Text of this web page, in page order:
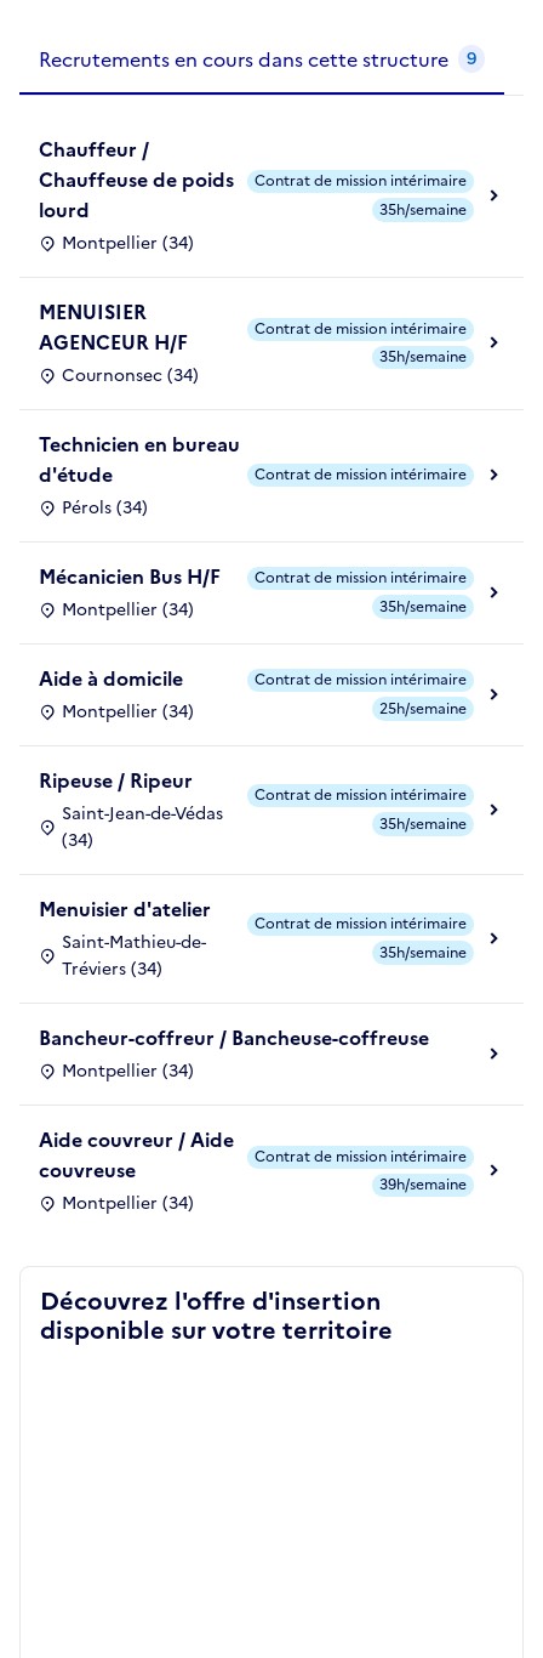
Recrutements en cours dans cette structure 9
Chauffeur /
Chauffeuse de poids
lourd
Montpellier (34)
Contrat de mission intérimaire
35h/semaine
MENUISIER
AGENCEUR H/F
Cournonsec (34)
Contrat de mission intérimaire
35h/semaine
Technicien en bureau
d'étude
Pérols (34)
Contrat de mission intérimaire
Mécanicien Bus H/F
Montpellier (34)
Contrat de mission intérimaire
35h/semaine
Aide à domicile
Montpellier (34)
Contrat de mission intérimaire
25h/semaine
Ripeuse / Ripeur
Saint-Jean-de-Védas
(34)
Contrat de mission intérimaire
35h/semaine
Menuisier d'atelier
Saint-Mathieu-de-
Tréviers (34)
Contrat de mission intérimaire
35h/semaine
Bancheur-coffreur / Bancheuse-coffreuse
Montpellier (34)
Aide couvreur / Aide
couvreuse
Montpellier (34)
Contrat de mission intérimaire
39h/semaine
Découvrez l'offre d'insertion
disponible sur votre territoire